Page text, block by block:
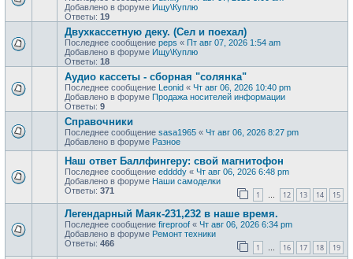
Добавлено в форуме Ищу\Куплю
Ответы: 19
Двухкассетную деку. (Сел и поехал)
Последнее сообщение peps « Пт авг 07, 2026 1:54 am
Добавлено в форуме Ищу\Куплю
Ответы: 18
Аудио кассеты - сборная "солянка"
Последнее сообщение Leonid « Чт авг 06, 2026 10:40 pm
Добавлено в форуме Продажa носителей информации
Ответы: 9
Справочники
Последнее сообщение sasa1965 « Чт авг 06, 2026 8:27 pm
Добавлено в форуме Разное
Наш ответ Баллфингеру: свой магнитофон
Последнее сообщение eddddy « Чт авг 06, 2026 6:48 pm
Добавлено в форуме Наши самоделки
Ответы: 371 1 12 13 14 15
Легендарный Маяк-231,232 в наше время.
Последнее сообщение fireproof « Чт авг 06, 2026 6:34 pm
Добавлено в форуме Ремонт техники
Ответы: 466 1 16 17 18 19